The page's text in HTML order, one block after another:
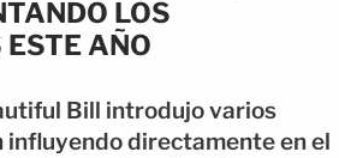
LOS
AÑO
Bill introdujo varios
influyendo directamente en el